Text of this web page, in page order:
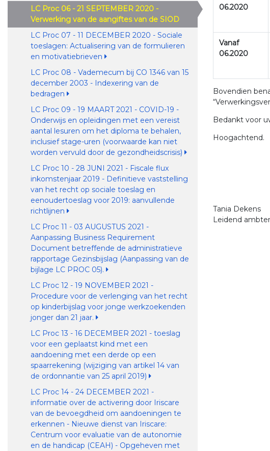
LC Proc 06 - 21 SEPTEMBER 2020 -
Verwerking van de aangiftes van de SIOD
LC Proc 07 - 11 DECEMBER 2020 - Sociale
toeslagen: Actualisering van de formulieren
en motivatiebrieven
LC Proc 08 - Vademecum bij CO 1346 van 15
december 2003 - Indexering van de
bedragen
LC Proc 09 - 19 MAART 2021 - COVID-19 -
Onderwijs en opleidingen met een vereist
aantal lesuren om het diploma te behalen,
inclusief stage-uren (voorwaarde kan niet
worden vervuld door de gezondheidscrisis)
LC Proc 10 - 28 JUNI 2021 - Fiscale flux
inkomstenjaar 2019 - Definitieve vaststelling
van het recht op sociale toeslag en
eenoudertoeslag voor 2019: aanvullende
richtlijnen
LC Proc 11 - 03 AUGUSTUS 2021 -
Aanpassing Business Requirement
Document betreffende de administratieve
rapportage Gezinsbijslag (Aanpassing van de
bijlage LC PROC 05).
LC Proc 12 - 19 NOVEMBER 2021 -
Procedure voor de verlenging van het recht
op kinderbijslag voor jonge werkzoekenden
jonger dan 21 jaar.
LC Proc 13 - 16 DECEMBER 2021 - toeslag
voor een geplaatst kind met een
aandoening met een derde op een
spaarrekening (wijziging van artikel 14 van
de ordonnantie van 25 april 2019)
LC Proc 14 - 24 DECEMBER 2021 -
informatie over de activering door Iriscare
van de bevoegdheid om aandoeningen te
erkennen - Nieuwe dienst van Iriscare:
Centrum voor evaluatie van de autonomie
en de handicap (CEAH) - Opgeheven met
06.2020
Vanaf
06.2020
Bovendien
Bedankt voor
Hoogachtend.
Tania Dekens
Leidend